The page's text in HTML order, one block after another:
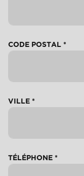
CODE POSTAL *
VILLE *
TÉLÉPHONE *